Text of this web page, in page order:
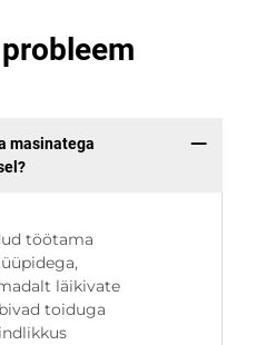
masinatega
töötama
läikivate
toiduga